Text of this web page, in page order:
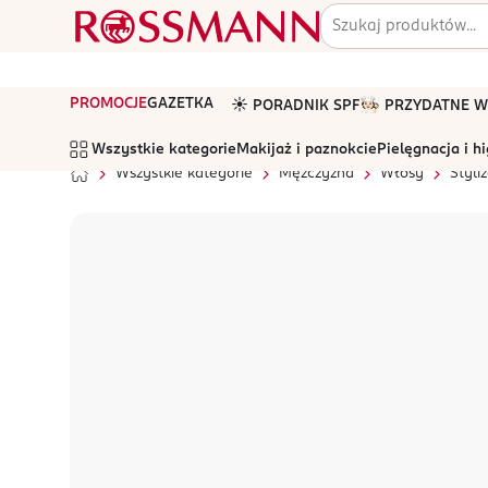
PROMOCJEGAZETKA ☀️ PORADNIK SPF🧑🏻‍🍳 PRZYDATNE
Wszystkie kategorie Makijaż i paznokcie Pielęgnacja i
Wszystkie kategorie
Mężczyzna Włosy